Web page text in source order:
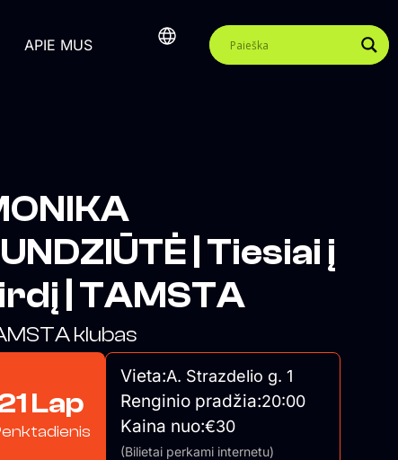
APIE MUS
| Tiesiai į
| TAMSTA
klubas
Lap
Vieta:A. Strazdelio g. 1
Renginio pradžia:20:00
Kaina nuo:€30
(Bilietai perkami internetu)